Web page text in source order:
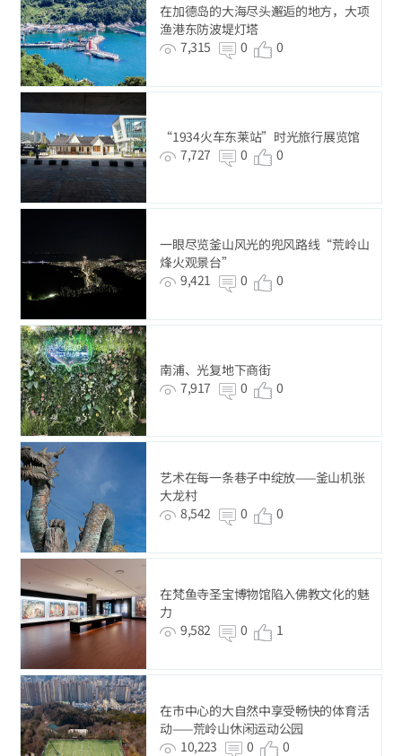
在加德岛的大海尽头邂逅的地方，大项
渔港东防波堤灯塔
7,315
0 0
“1934火车东莱站”时光旅行展览馆
7,727
0 0
一眼尽览釜山风光的兜风路线“荒岭山
烽火观景台”
9,421
0 0
南浦、光复地下商街
7,917
0 0
艺术在每一条巷子中绽放——釜山机张
大龙村
8,542
0 0
在梵鱼寺圣宝博物馆陷入佛教文化的魅
力
9,582
0 1
在市中心的大自然中享受畅快的体育活
动——荒岭山休闲运动公园
10,223
0 0